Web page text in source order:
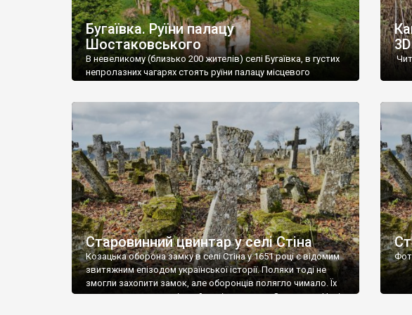
Бугаївка. Руїни палацу
Шостаковського
В невеликому (близько 200 жителів) селі Бугаївка, в густих
непролазних чагарях стоять руїни палацу місцевого
потім клуб, ще пізніше – гуртожиток. У 60-х роках минулого
століття тут розмістили туберкульозну лікарню. Коли із
палацу виїхала лікарня – ми точно не […]
3D
Старовинний цвинтар у селі Стіна
Козацька оборона замку в селі Стіна у 1651 році є відомим
звитяжним епізодом української історії. Поляки тоді не
змогли захопити замок, але оборонців полягло чимало. Їх
поховали на цвинтарі, який тоді називався Замковим. Нині